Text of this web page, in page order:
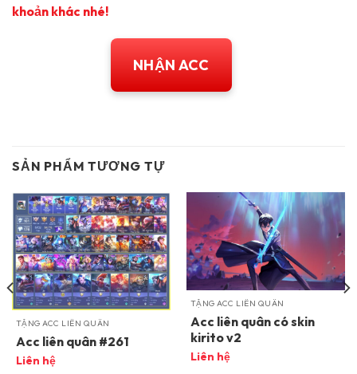
khoản khác nhé!
NHẬN ACC
SẢN PHẨM TƯƠNG TỰ
TẶNG ACC LIÊN QUÂN
Acc liên quân #261
Liên hệ
TẶNG ACC LIÊN QUÂN
Acc liên quân có skin
kirito v2
Liên hệ